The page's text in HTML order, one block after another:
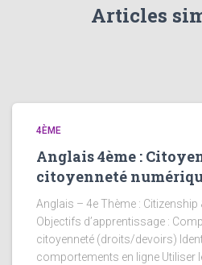
Articles
4ÈME
Anglais 4ème :
citoyenneté
Anglais – 4e Thème : Citizenship
Objectifs d’apprentissage :
citoyenneté (droits/devoirs)
comportements en ligne Utiliser